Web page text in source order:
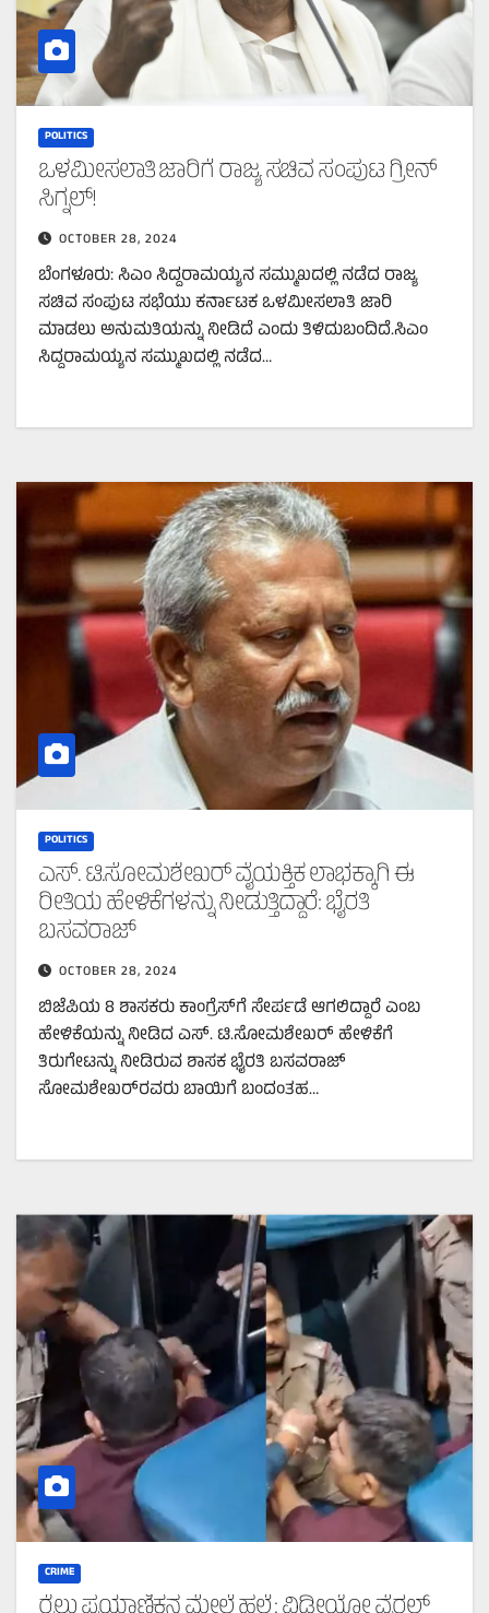
POLITICS
ಒಳಮೀಸಲಾತಿ ಜಾರಿಗೆ ರಾಜ್ಯ ಸಚಿವ ಸಂಪುಟ ಗ್ರೀನ್‌
ಸಿಗ್ನಲ್‌!
OCTOBER 28, 2024
ಬೆಂಗಳೂರು: ಸಿಎಂ ಸಿದ್ದರಾಮಯ್ಯನ ಸಮ್ಮುಖದಲ್ಲಿ ನಡೆದ ರಾಜ್ಯ
ಸಚಿವ ಸಂಪುಟ ಸಭೆಯು ಕರ್ನಾಟಕ ಒಳಮೀಸಲಾತಿ ಜಾರಿ
ಮಾಡಲು ಅನುಮತಿಯನ್ನು ನೀಡಿದೆ ಎಂದು ತಿಳಿದುಬಂದಿದೆ.ಸಿಎಂ
ಸಿದ್ದರಾಮಯ್ಯನ ಸಮ್ಮುಖದಲ್ಲಿ ನಡೆದ…
POLITICS
ಎಸ್. ಟಿ.ಸೋಮಶೇಖರ್‌ ವೈಯಕ್ತಿಕ ಲಾಭಕ್ಕಾಗಿ ಈ
ರೀತಿಯ ಹೇಳಿಕೆಗಳನ್ನು ನೀಡುತ್ತಿದ್ದಾರೆ: ಭೈರತಿ
ಬಸವರಾಜ್‌
OCTOBER 28, 2024
ಬಿಜೆಪಿಯ 8 ಶಾಸಕರು ಕಾಂಗ್ರೆಸ್‌ಗೆ ಸೇರ್ಪಡೆ ಆಗಲಿದ್ದಾರೆ ಎಂಬ
ಹೇಳಿಕೆಯನ್ನು ನೀಡಿದ ಎಸ್. ಟಿ.ಸೋಮಶೇಖರ್‌ ಹೇಳಿಕೆಗೆ
ತಿರುಗೇಟನ್ನು ನೀಡಿರುವ ಶಾಸಕ ಭೈರತಿ ಬಸವರಾಜ್‌
ಸೋಮಶೇಖರ್‌ರವರು ಬಾಯಿಗೆ ಬಂದಂತಹ…
CRIME